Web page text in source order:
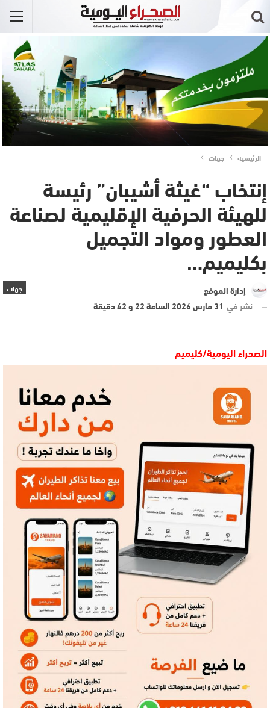
الرئيسية جهات
إنتخاب “غيثة أشيبان” رئيسة
للهيئة الحرفية الإقليمية لصناعة
العطور ومواد التجميل
بكليميم…
جهات
إدارة الموقع
نشر في 31 مارس 2026 الساعة 22 و 42 دقيقة
الصحراء اليومية/كليميم